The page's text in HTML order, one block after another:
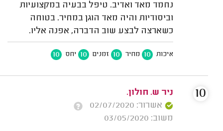
נחמד מאד ואדיב. טיפל בבעיה במקצועיות
וביסודיות והיה מאד הוגן במחיר. בטוחה
כשארצה לבצע שוב הדברה, אפנה אליו.
איכות 10 מחיר 10 זמנים 10 יחס 10
ניר ש. חולון.
אשרור: 02/07/2020
משוב: 03/05/2020
10